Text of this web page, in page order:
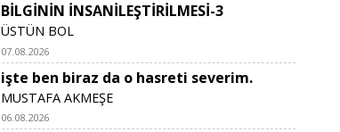
BİLGİNİN İNSANİLEŞTİRİLMESİ-3
ÜSTÜN BOL
07.08.2026
işte ben biraz da o hasreti severim.
MUSTAFA AKMEŞE
06.08.2026